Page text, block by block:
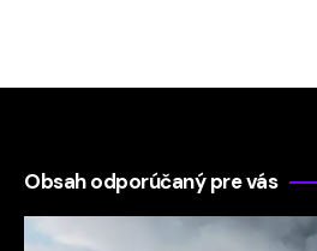
Obsah odporúčaný pre vás